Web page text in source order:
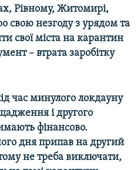
Рівному, Житомирі,
свою незгоду з урядом та
свої міста на карантин
– втрата заробітку
час минулого локдауну
і другого
фінансово.
дня припав на другий
не треба виключати,